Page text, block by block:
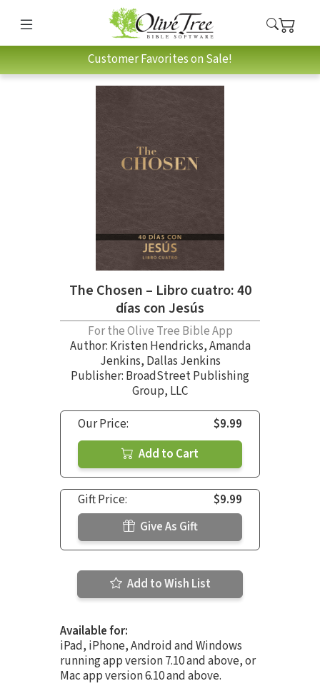
Customer Favorites on Sale!
The Chosen – Libro cuatro: 40
días con Jesús
For the Olive Tree Bible App
Author: Kristen Hendricks,Amanda
Jenkins, Dallas Jenkins
Publisher: BroadStreet Publishing
Group, LLC
Our Price:
$9.99
Add to Cart
Gift Price:
$9.99
Give As Gift
Add to Wish List
Available for:
iPad, iPhone, Android and Windows
running app version 7.10 and above, or
Mac app version 6.10 and above.